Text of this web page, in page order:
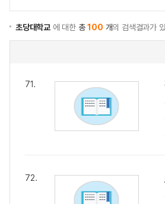
초당대학교 에 대한 총100 개의 검색결과가
71.
72.